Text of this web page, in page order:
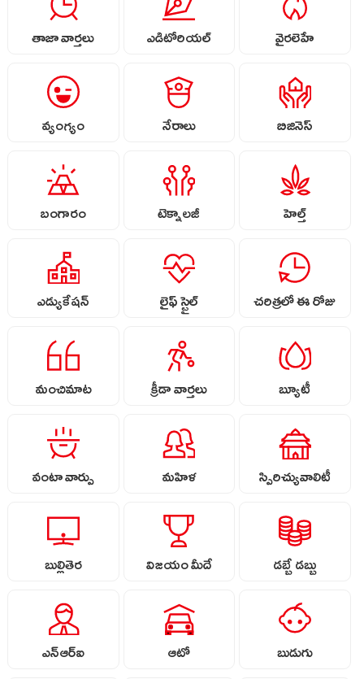
తాజా వార్తలు ఎడిటోరియల్ వైరలెహే
వ్యంగ్యం నేరాలు బిజినెస్
బంగారం టెక్నాలజీ హెల్త్
ఎడ్యుకేషన్ లైఫ్ స్టైల్ చరిత్రలో ఈ రోజు
మంచిమాట క్రీడా వార్తలు బ్యూటీ
వంటా వార్పు మహిళ స్పిరిచ్యువాలిటీ
బుల్లితెర విజయం మీదే డబ్బే డబ్బు
ఎన్ఆర్ఐ ఆటో బుడుగు